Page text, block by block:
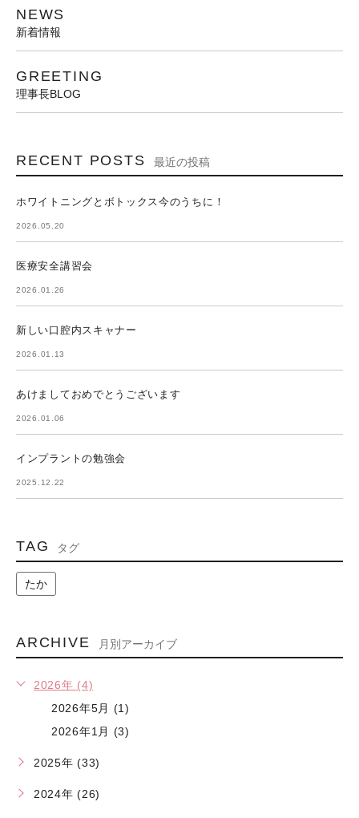
NEWS
新着情報
GREETING
理事長BLOG
RECENT POSTS 最近の投稿
ホワイトニングとボトックス今のうちに！
2026.05.20
医療安全講習会
2026.01.26
新しい口腔内スキャナー
2026.01.13
あけましておめでとうございます
2026.01.06
インプラントの勉強会
2025.12.22
TAG タグ
たか
ARCHIVE 月別アーカイブ
2026年 (4)
2026年5月 (1)
2026年1月 (3)
2025年 (33)
2024年 (26)